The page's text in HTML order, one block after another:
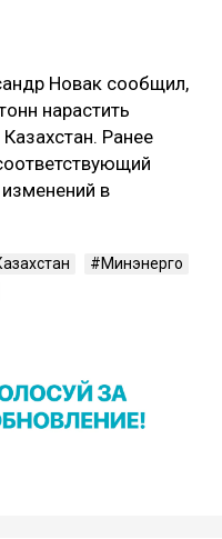
Новак сообщил,
нарастить
Ранее
в
Минэнерго